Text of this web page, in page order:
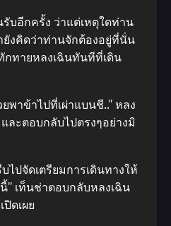
บอีกครั้ง ว่าแต่เหตุใดท่าน
ยังคิดว่าท่านจักต้องอยู่ที่นั่น
กทายหลงเฉินทันทีที่เดิน
พาข้าไปที่เผ่าแบนชี..” หลง
ละตอบกลับไปตรงๆอย่างมิ
ไปจัดเตรียมการเดินทางให้
” เท็นช่าตอบกลับหลงเฉิน
ดเผย